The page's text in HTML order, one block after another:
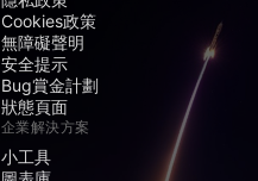
Cookies政策
無障礙聲明
安全提示
Bug賞金計劃
狀態頁面
企業解決方案
小工具